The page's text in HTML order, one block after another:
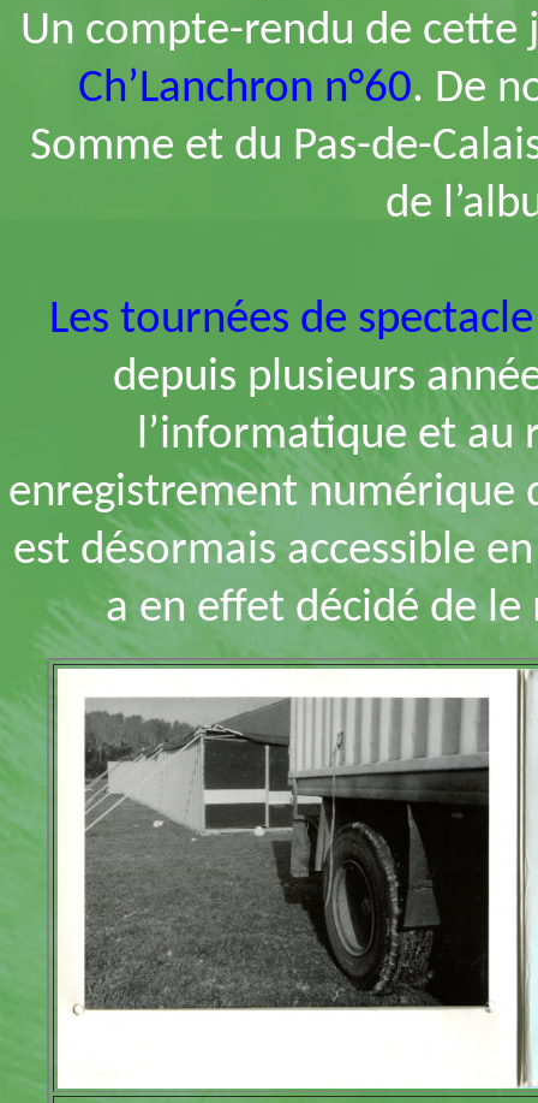
Un compte-rendu de cette
Ch’Lanchron n°60. De
Somme et du Pas-de-
de
Les tournées de spectacle
depuis plusieurs
l’informatique et au
enregistrement numérique
est désormais accessible
a en effet décidé de